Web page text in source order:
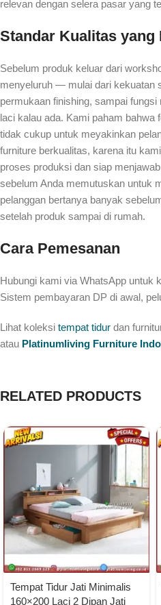
relevan dengan selera pasar yang
Standar Kualitas yang
Sebelum produk keluar dari
menyeluruh — mulai dari kekuatan
permukaan finishing, sampai
laci kalau ada. Kami paham bahwa
tidak cukup untuk meyakinkan
furniture berkualitas, karena itu
proses produksi dan siap
sebelum Anda memutuskan untuk
pelanggan bertanya banyak
setelah produk sampai di rumah.
Cara Pemesanan
Hubungi kami via WhatsApp untuk
Sistem pembayaran DP di awal,
Lihat koleksi tempat tidur dan
atau Platinumliving Furniture
RELATED PRODUCTS
Tempat Tidur Jati Minimalis
160×200 Laci 2 Dipan Jati